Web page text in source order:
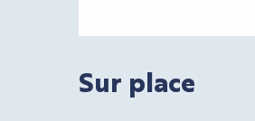
Sur place